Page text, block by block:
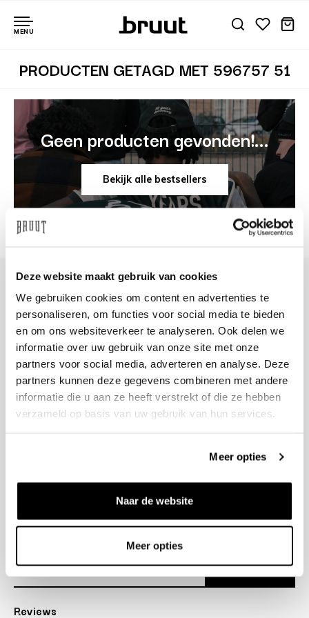
Deze website maakt gebruik van cookies
We gebruiken cookies om content en advertenties te
personaliseren, om functies voor social media te bieden
en om ons websiteverkeer te analyseren. Ook delen we
informatie over uw gebruik van onze site met onze
partners voor social media, adverteren en analyse. Deze
partners kunnen deze gegevens combineren met andere
informatie die u aan ze heeft verstrekt of die ze hebben
verzameld op basis van uw gebruik van hun services.
Meer opties
Naar de website
Meer opties
MENU
PRODUCTEN GETAGD MET 596757 51
Geen producten gevonden!...
Bekijk alle bestsellers
+31 23 205 2006
info@bruut.nl
Contact Formulier
Open tot 18:00
OPENINGSTIJDEN
Over ons
Reviews